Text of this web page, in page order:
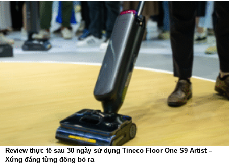
Review thực tế sau 30 ngày sử dụng Tineco Floor One S9 Artist –
Xứng đáng từng đồng bỏ ra